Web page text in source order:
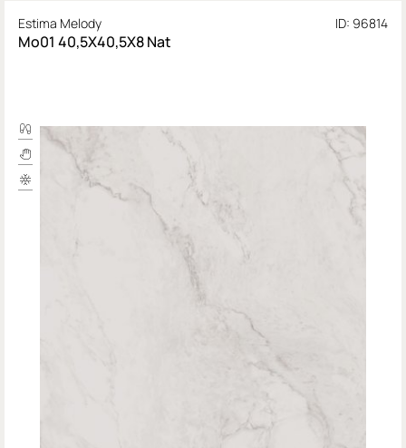
Estima Melody ID: 96814
Mo01 40,5X40,5Х8 Nat